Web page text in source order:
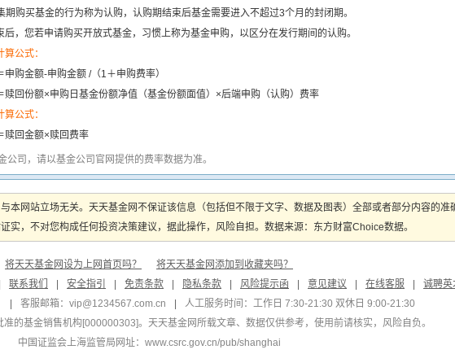
期购买基金的行为称为认购，认购期结束后基金需要进入不超过3个月的封闭期。
后，您若申请购买开放式基金，习惯上称为基金申购，以区分在发行期间的认购。
公式：
购金额-申购金额 /（1＋申购费率）
赎回份额×申购日基金份额净值（基金份额面值）×后端申购（认购）费率
公式：
赎回金额×赎回费率
公司，请以基金公司官网提供的费率数据为准。
本网站立场无关。天天基金网不保证该信息（包括但不限于文字、数据及图表）全部或者部分内容的准
实，不对您构成任何投资决策建议，据此操作，风险自担。数据来源：东方财富Choice数据。
将天天基金网设为上网首页吗？
将天天基金网添加到收藏夹吗？
联系我们 安全指引 免责条款 隐私条款 风险提示函 意见建议 在线客服
诚聘英
客服邮箱： vip@1234567.com.cn
人工服务时间：工作日 7:30-21:30 双休日 9:00-21:30
准的基金销售机构[000000303]。天天基金网所载文章、数据仅供参考，使用前请核实，风险自负。
中国证监会上海监管局网址： www.csrc.gov.cn/pub/shanghai